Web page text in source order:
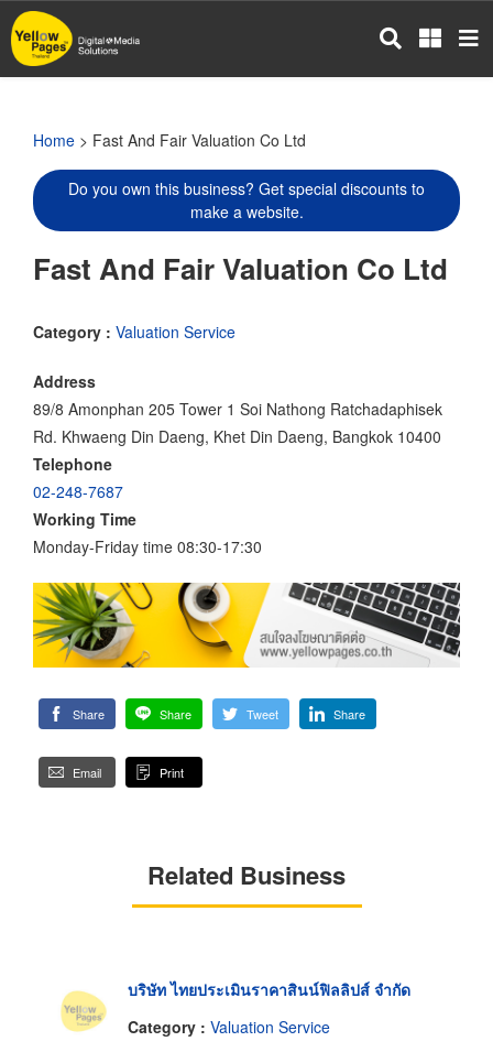
Skip
to
main
Home > Fast And Fair Valuation Co Ltd
Do you own this business? Get special discounts to
make a website.
Fast And Fair Valuation Co Ltd
Category : Valuation Service
Address
89/8 Amonphan 205 Tower 1 Soi Nathong Ratchadaphisek
Rd. Khwaeng Din Daeng, Khet Din Daeng, Bangkok 10400
Telephone
02-248-7687
Working Time
Monday-Friday time 08:30-17:30
Share Share Tweet Share
Email Print
Related Business
บริษัท ไทยประเมินราคาสินน์ฟิลลิปส์ จำกัด
Category : Valuation Service